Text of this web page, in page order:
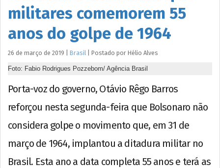
militares comemorem 55
anos do golpe de 1964
26 de março de 2019 Brasil Postado por Hélio Alves
Foto: Fabio Rodrigues Pozzebom/ Agência Brasil
Porta-voz do governo, Otávio Rêgo Barros
reforçou nesta segunda-feira que Bolsonaro não
considera golpe o movimento que, em 31 de
março de 1964, implantou a ditadura militar no
Brasil. Esta ano a data completa 55 anos e terá as